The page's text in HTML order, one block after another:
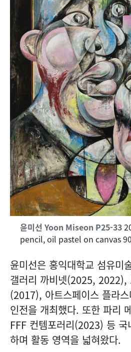
윤미선 Yoon Miseon P25-33
pencil, oil pastel on canvas
윤미선은 홍익대학교 섬유미
갤러리 까비넷(2025, 2022),
(2017), 아트스페이스 플라
인전을 개최했다. 또한 파리
FFF 컨템포러리(2023) 등 국
하며 활동 영역을 넓혀왔다.